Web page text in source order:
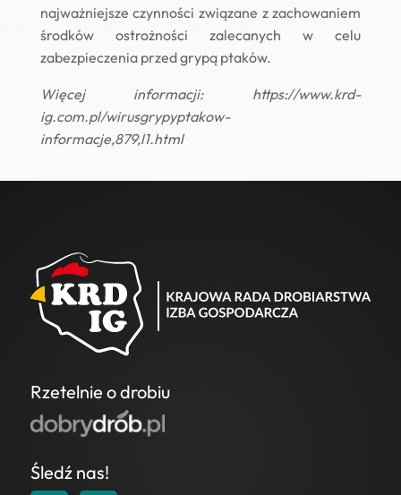
najważniejsze czynności związane z zachowaniem
środków ostrożności zalecanych w celu
zabezpieczenia przed grypą ptaków.
Więcej informacji: https://www.krd-
ig.com.pl/wirusgrypyptakow-
informacje,879,l1.html
Rzetelnie o drobiu
Śledź nas!